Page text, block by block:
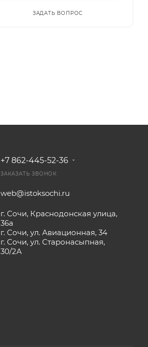
ЗАДАТЬ ВОПРОС
+7 862-445-52-36
ЗАКАЗАТЬ ЗВОНОК
web@istoksochi.ru
г. Сочи, Краснодонская улица,
36а
г. Сочи, ул. Авиационная, 34
г. Сочи, ул. Старонасыпная,
30/2А